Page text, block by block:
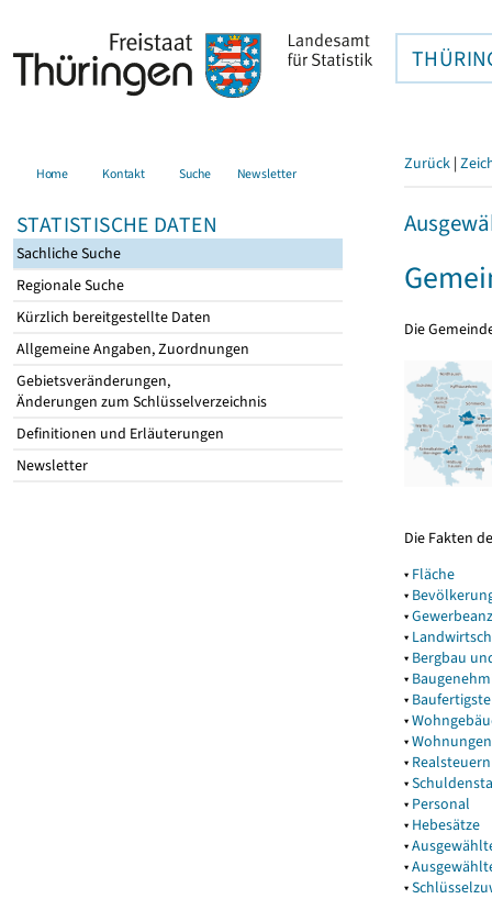
Home Kontakt Suche Newsletter
STATISTISCHE DATEN
Sachliche Suche
Regionale Suche
Kürzlich bereitgestellte Daten
Allgemeine Angaben, Zuordnungen
Gebietsveränderungen,
Änderungen zum Schlüsselverzeichnis
Definitionen und Erläuterungen
Newsletter
Zurück |
Die
Die Fakten
▾ Fläche
▾
▾
▾
▾ Bergbau
▾
▾
▾
▾Wohnungen
▾ Realsteuern
▾
▾ Personal
▾ Hebesätze
▾
▾
▾